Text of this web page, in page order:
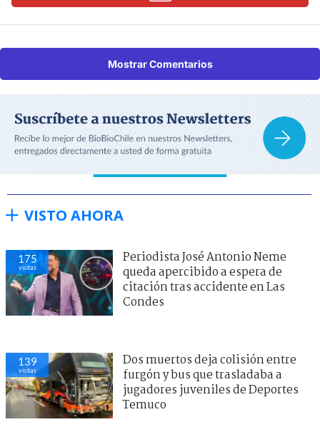
Mostrar Comentarios
VISTO AHORA
175
visitas
Periodista José Antonio Neme
queda apercibido a espera de
citación tras accidente en Las
Condes
139
visitas
Dos muertos deja colisión entre
furgón y bus que trasladaba a
jugadores juveniles de Deportes
Temuco